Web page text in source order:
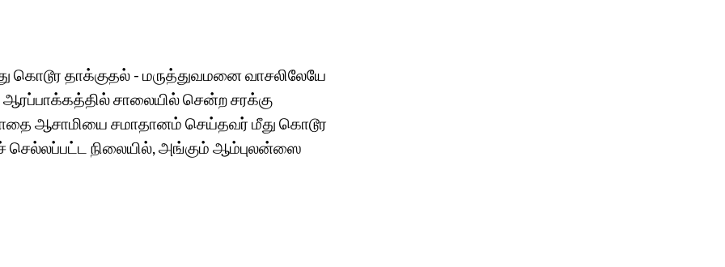
கொடூர தாக்குதல் - மருத்துவமனை வாசலிலேயே
சாலையில் சென்ற சரக்கு
ஆசாமியை சமாதானம் செய்தவர் மீது கொடூர
செல்லப்பட்ட நிலையில், அங்கும் ஆம்புலன்ஸை